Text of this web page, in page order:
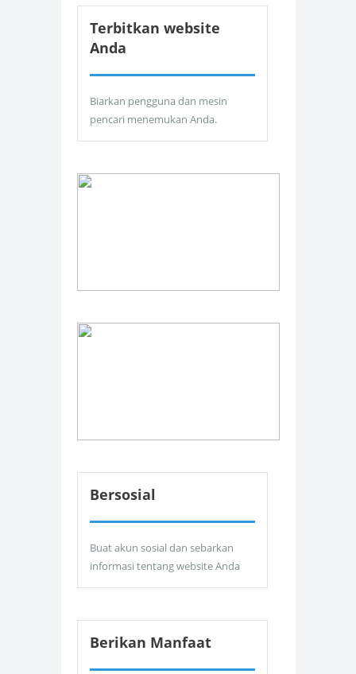
Terbitkan website
Anda
Biarkan pengguna dan mesin
pencari menemukan Anda.
Bersosial
Buat akun sosial dan sebarkan
informasi tentang website Anda
Berikan Manfaat